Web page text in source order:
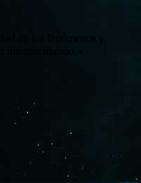
de los fenómenos y
nuestro mundo.»